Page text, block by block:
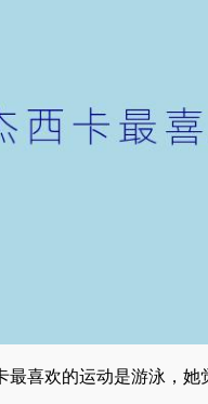
最喜欢的运动是游泳，她